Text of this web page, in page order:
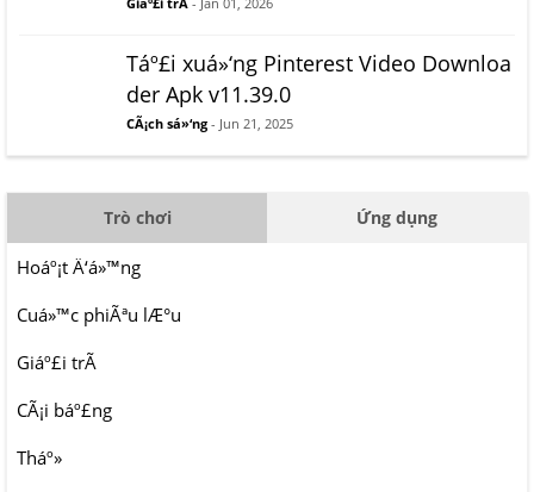
Táº£i xuá»‘ng Pinterest Video Downloa
der Apk v11.39.0
CÃ¡ch sá»‘ng - Jun 21, 2025
Trò chơi Ứng dụng
Hoáº¡t Ä‘á»™ng
Cuá»™c phiÃªu lÆ°u
Giáº£i trÃ­
CÃ¡i báº£ng
Tháº»